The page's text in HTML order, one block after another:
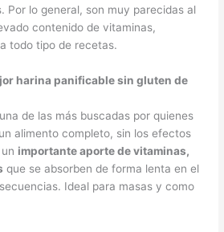
Por lo general, son muy parecidas al
contenido de vitaminas,
todo tipo de recetas.
harina panificable sin gluten de
de las más buscadas por quienes
alimento completo, sin los efectos
importante aporte de vitaminas,
que se absorben de forma lenta en el
Ideal para masas y como